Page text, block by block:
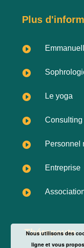
Plus


 Le yoga
 Consulting
 Personnel
 Entreprise

Thérapeute
Nous utilisons des
ligne et vous